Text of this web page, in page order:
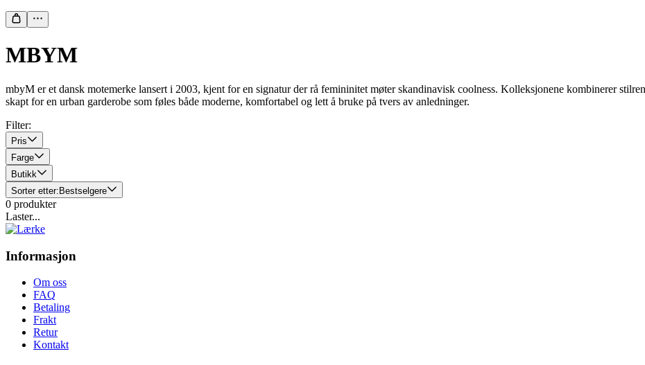
MBYM
mbyM er et dansk motemerke lansert i 2003, kjent for en signatur der rå femininitet møter skandinavisk coolness. Kolleksjonene kombinerer
skapt for en urban garderobe som føles både moderne, komfortabel og lett å bruke på tvers av anledninger.
Filter:
Pris
Farge
Butikk
Sorter etter: Bestselgere
0 produkter
Laster...
Informasjon
Om oss
FAQ
Betaling
Frakt
Retur
Kontakt